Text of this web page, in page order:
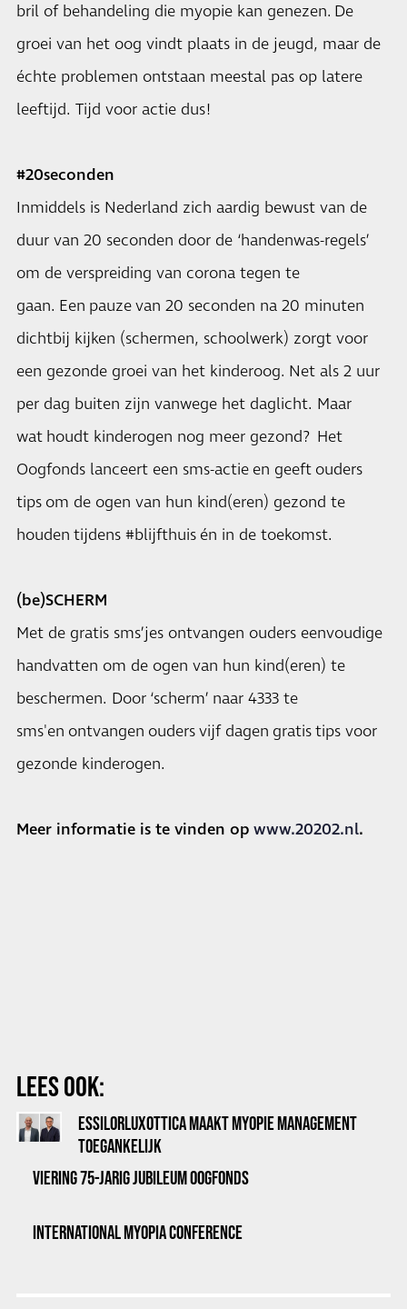
bril of behandeling die myopie kan genezen. De
groei van het oog vindt plaats in de jeugd, maar de
échte problemen ontstaan meestal pas op latere
leeftijd. Tijd voor actie dus!
#20seconden
Inmiddels is Nederland zich aardig bewust van de
duur van 20 seconden door de ‘handenwas-regels’
om de verspreiding van corona tegen te
gaan. Een pauze van 20 seconden na 20 minuten
dichtbij kijken (schermen, schoolwerk) zorgt voor
een gezonde groei van het kinderoog. Net als 2 uur
per dag buiten zijn vanwege het daglicht. Maar
wat houdt kinderogen nog meer gezond? Het
Oogfonds lanceert een sms-actie en geeft ouders
tips om de ogen van hun kind(eren) gezond te
houden tijdens #blijfthuis én in de toekomst.
(be)SCHERM
Met de gratis sms’jes ontvangen ouders eenvoudige
handvatten om de ogen van hun kind(eren) te
beschermen. Door ‘scherm’ naar 4333 te
sms'en ontvangen ouders vijf dagen gratis tips voor
gezonde kinderogen.
Meer informatie is te vinden op www.20202.nl.
LEES OOK:
ESSILORLUXOTTICA MAAKT MYOPIE MANAGEMENT
TOEGANKELIJK
VIERING 75-JARIG JUBILEUM OOGFONDS
INTERNATIONAL MYOPIA CONFERENCE